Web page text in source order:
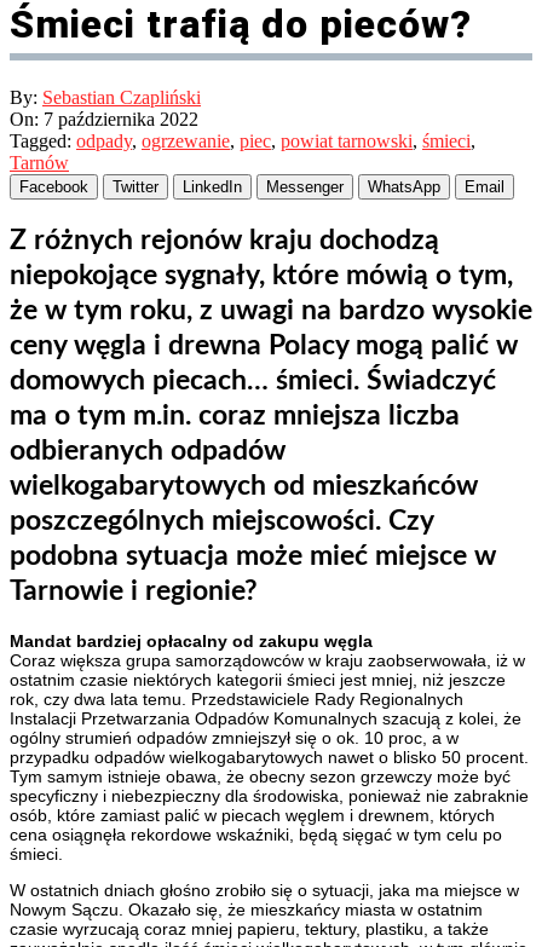
Śmieci trafią do pieców?
By: Sebastian Czapliński
On: 7 października 2022
Tagged: odpady, ogrzewanie, piec, powiat tarnowski, śmieci,
Tarnów
Facebook Twitter LinkedIn Messenger WhatsApp Email
Z różnych rejonów kraju dochodzą
niepokojące sygnały, które mówią o tym,
że w tym roku, z uwagi na bardzo wysokie
ceny węgla i drewna Polacy mogą palić w
domowych piecach… śmieci. Świadczyć
ma o tym m.in. coraz mniejsza liczba
odbieranych odpadów
wielkogabarytowych od mieszkańców
poszczególnych miejscowości. Czy
podobna sytuacja może mieć miejsce w
Tarnowie i regionie?
Mandat bardziej opłacalny od zakupu węgla
Coraz większa grupa samorządowców w kraju zaobserwowała, iż w
ostatnim czasie niektórych kategorii śmieci jest mniej, niż jeszcze
rok, czy dwa lata temu. Przedstawiciele Rady Regionalnych
Instalacji Przetwarzania Odpadów Komunalnych szacują z kolei, że
ogólny strumień odpadów zmniejszył się o ok. 10 proc, a w
przypadku odpadów wielkogabarytowych nawet o blisko 50 procent.
Tym samym istnieje obawa, że obecny sezon grzewczy może być
specyficzny i niebezpieczny dla środowiska, ponieważ nie zabraknie
osób, które zamiast palić w piecach węglem i drewnem, których
cena osiągnęła rekordowe wskaźniki, będą sięgać w tym celu po
śmieci.
W ostatnich dniach głośno zrobiło się o sytuacji, jaka ma miejsce w
Nowym Sączu. Okazało się, że mieszkańcy miasta w ostatnim
czasie wyrzucają coraz mniej papieru, tektury, plastiku, a także